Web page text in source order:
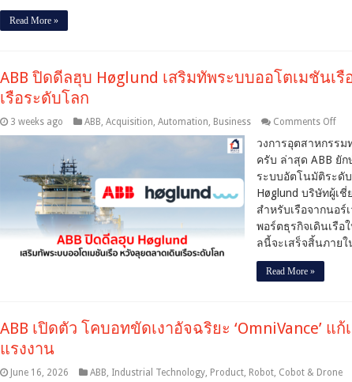
Read More »
ABB ปิดดีลฮุบ Høglund เสริมทัพระบบออโตเมชันเรื
เรือระดับโลก
3 weeks ago ABB, Acquisition, Automation, Business Comments Offon
ปิด
ดีล
ฮุบ
เสริม
ทัพ
ระ
ออ
หวัง
ลุย
วงการอุตสาหกรร
ครับ ล่าสุด ABB ยั
ระบบอัตโนมัติระดั
Høglund บริษัทผู้เ
สำหรับเรือจากนอร์
พอร์ตธุรกิจเดินเรือ
ลนี้จะเสร็จสิ้นภาย
Read More »
ABB เปิดตัว โคบอทขัดเงาอัจฉริยะ ‘OmniVance’ แ
แรงงาน
June 16, 2026 ABB, Industrial Technology, Product, Robot, Cobot & Drone